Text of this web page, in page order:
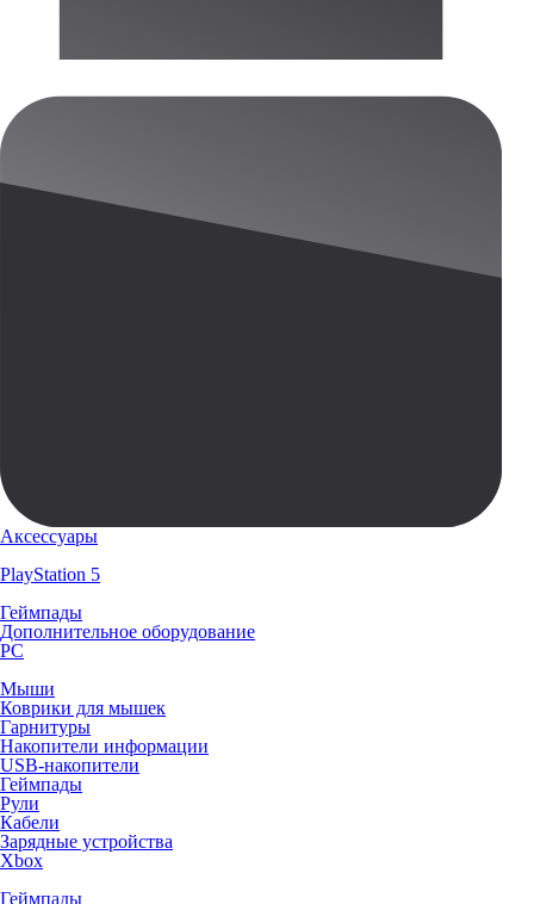
Аксессуары
PlayStation 5
Геймпады
Дополнительное оборудование
PC
Мыши
Коврики для мышек
Гарнитуры
Накопители информации
USB-накопители
Геймпады
Рули
Кабели
Зарядные устройства
Xbox
Геймпады